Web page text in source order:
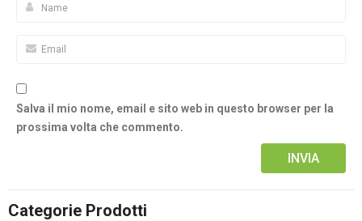
Salva il mio nome, email e sito web in questo browser per la
prossima volta che commento.
Categorie Prodotti